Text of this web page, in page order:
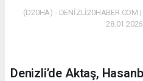
(D20HA) - DENİZLİ20HABER.COM
Denizli’de Aktaş,